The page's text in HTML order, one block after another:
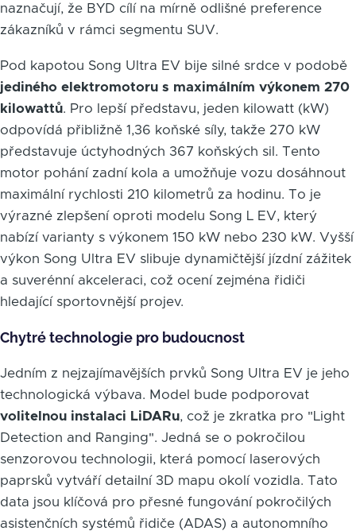
naznačují, že BYD cílí na mírně odlišné preference
zákazníků v rámci segmentu SUV.
Pod kapotou Song Ultra EV bije silné srdce v podobě
jediného elektromotoru s maximálním výkonem 270
kilowattů. Pro lepší představu, jeden kilowatt (kW)
odpovídá přibližně 1,36 koňské síly, takže 270 kW
představuje úctyhodných 367 koňských sil. Tento
motor pohání zadní kola a umožňuje vozu dosáhnout
maximální rychlosti 210 kilometrů za hodinu. To je
výrazné zlepšení oproti modelu Song L EV, který
nabízí varianty s výkonem 150 kW nebo 230 kW. Vyšší
výkon Song Ultra EV slibuje dynamičtější jízdní zážitek
a suverénní akceleraci, což ocení zejména řidiči
hledající sportovnější projev.
Chytré technologie pro budoucnost
Jedním z nejzajímavějších prvků Song Ultra EV je jeho
technologická výbava. Model bude podporovat
volitelnou instalaci LiDARu, což je zkratka pro "Light
Detection and Ranging". Jedná se o pokročilou
senzorovou technologii, která pomocí laserových
paprsků vytváří detailní 3D mapu okolí vozidla. Tato
data jsou klíčová pro přesné fungování pokročilých
asistenčních systémů řidiče (ADAS) a autonomního